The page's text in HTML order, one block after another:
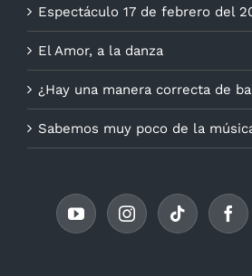
Espectáculo 17 de febrero del
El Amor, a la danza
¿Hay una manera correcta de
Sabemos muy poco de la